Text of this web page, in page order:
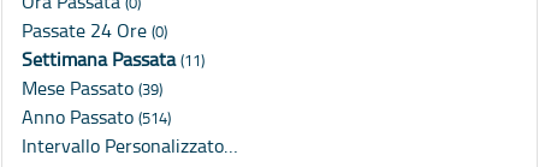
Passate 24 Ore (0)
Settimana Passata(11)
Mese Passato (39)
Anno Passato (514)
Intervallo Personalizzato…